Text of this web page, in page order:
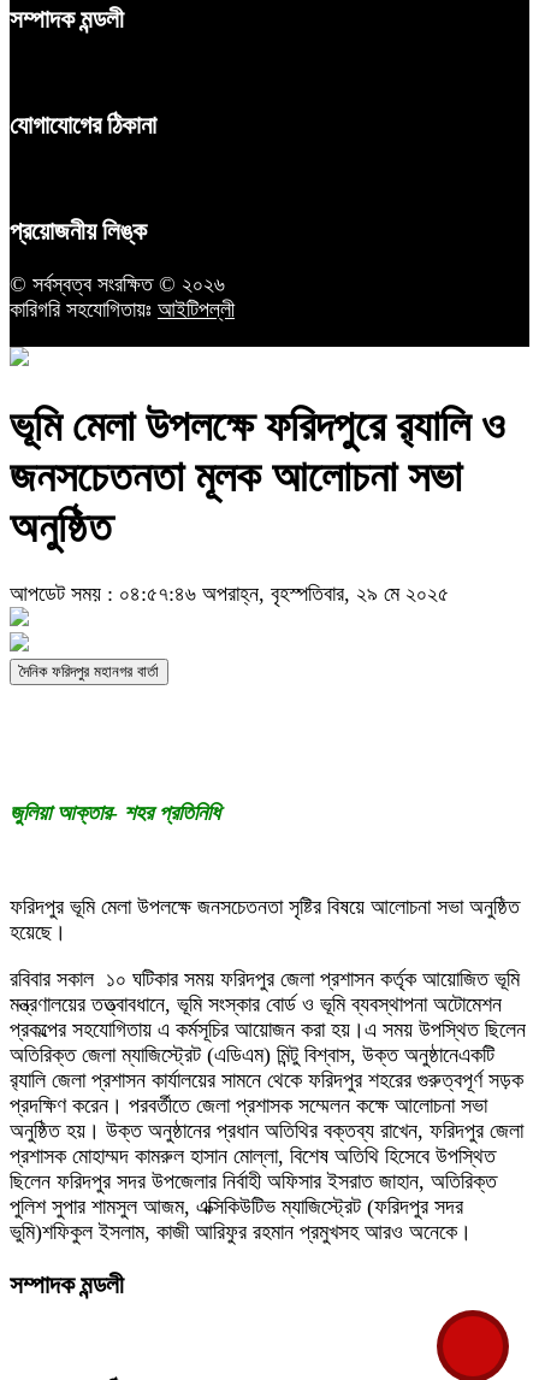
সম্পাদক মন্ডলী
যোগাযোগের ঠিকানা
প্রয়োজনীয় লিঙ্ক
© সর্বস্বত্ব সংরক্ষিত © ২০২৬
কারিগরি সহযোগিতায়ঃ আইটিপল্লী
ভূমি মেলা উপলক্ষে ফরিদপুরে র‍্যালি ও
জনসচেতনতা মূলক আলোচনা সভা
অনুষ্ঠিত
আপডেট সময় : ০৪:৫৭:৪৬ অপরাহ্ন, বৃহস্পতিবার, ২৯ মে ২০২৫
দৈনিক ফরিদপুর মহানগর বার্তা
জুলিয়া আক্তার- শহর প্রতিনিধি
ফরিদপুর ভূমি মেলা উপলক্ষে জনসচেতনতা সৃষ্টির বিষয়ে আলোচনা সভা অনুষ্ঠিত
হয়েছে।
রবিবার সকাল ১০ ঘটিকার সময় ফরিদপুর জেলা প্রশাসন কর্তৃক আয়োজিত ভূমি
মন্ত্রণালয়ের তত্ত্বাবধানে, ভূমি সংস্কার বোর্ড ও ভূমি ব্যবস্থাপনা অটোমেশন
প্রকল্পের সহযোগিতায় এ কর্মসূচির আয়োজন করা হয়।এ সময় উপস্থিত ছিলেন
অতিরিক্ত জেলা ম্যাজিস্ট্রেট (এডিএম) মিন্টু বিশ্বাস, উক্ত অনুষ্ঠানেএকটি
র‍্যালি জেলা প্রশাসন কার্যালয়ের সামনে থেকে ফরিদপুর শহরের গুরুত্বপূর্ণ সড়ক
প্রদক্ষিণ করেন। পরবর্তীতে জেলা প্রশাসক সম্মেলন কক্ষে আলোচনা সভা
অনুষ্ঠিত হয়। উক্ত অনুষ্ঠানের প্রধান অতিথির বক্তব্য রাখেন, ফরিদপুর জেলা
প্রশাসক মোহাম্মদ কামরুল হাসান মোল্লা, বিশেষ অতিথি হিসেবে উপস্থিত
ছিলেন ফরিদপুর সদর উপজেলার নির্বাহী অফিসার ইসরাত জাহান, অতিরিক্ত
পুলিশ সুপার শামসুল আজম, এক্সিকিউটিভ ম্যাজিস্ট্রেট (ফরিদপুর সদর
ভুমি)শফিকুল ইসলাম, কাজী আরিফুর রহমান প্রমুখসহ আরও অনেকে।
সম্পাদক মন্ডলী